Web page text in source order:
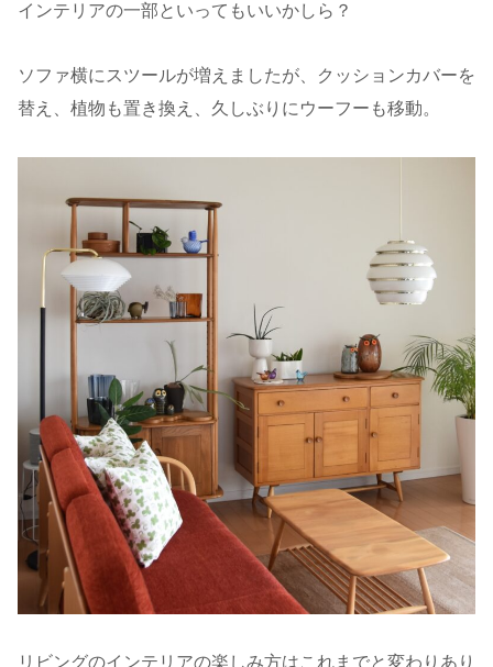
インテリアの一部といってもいいかしら？
ソファ横にスツールが増えましたが、クッションカバーを
替え、植物も置き換え、久しぶりにウーフーも移動。
リビングのインテリアの楽しみ方はこれまでと変わりあり